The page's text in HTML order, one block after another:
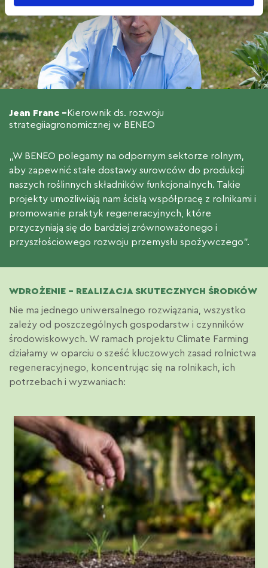
Jean Franc – Kierownik ds. rozwoju
strategiiagronomicznej w BENEO
„W BENEO polegamy na odpornym sektorze rolnym,
aby zapewnić stałe dostawy surowców do produkcji
naszych roślinnych składników funkcjonalnych. Takie
projekty umożliwiają nam ścisłą współpracę z rolnikami i
promowanie praktyk regeneracyjnych, które
przyczyniają się do bardziej zrównoważonego i
przyszłościowego rozwoju przemysłu spożywczego”.
WDROŻENIE – REALIZACJA SKUTECZNYCH ŚRODKÓW
Nie ma jednego uniwersalnego rozwiązania, wszystko
zależy od poszczególnych gospodarstw i czynników
środowiskowych. W ramach projektu Climate Farming
działamy w oparciu o sześć kluczowych zasad rolnictwa
regeneracyjnego, koncentrując się na rolnikach, ich
potrzebach i wyzwaniach: